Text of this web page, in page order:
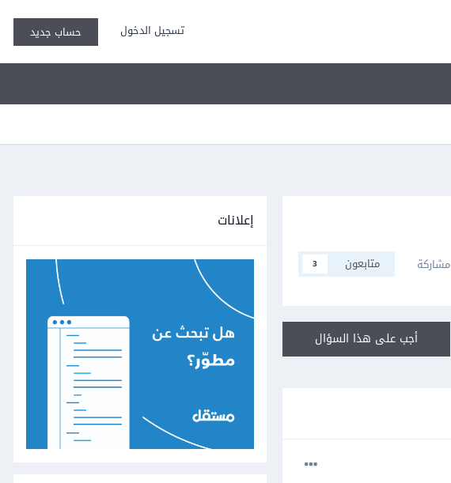
تسجيل الدخول حساب جديد
مشاركة متابعون 3
أجب على هذا السؤال
إعلانات